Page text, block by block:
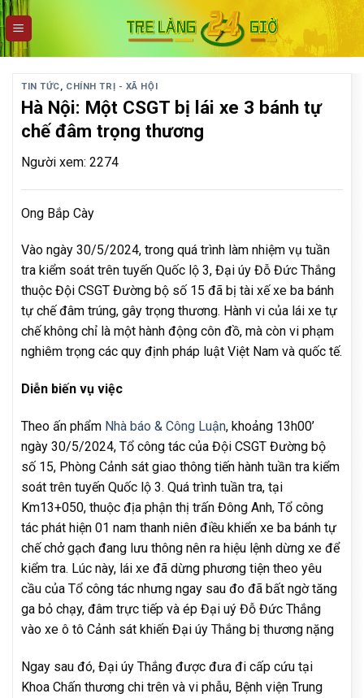
Skip
to
content
TIN TỨC, CHÍNH TRỊ - XÃ HỘI
Hà Nội: Một CSGT bị lái xe 3 bánh tự
chế đâm trọng thương
Người xem: 2274
Ong Bắp Cày
Vào ngày 30/5/2024, trong quá trình làm nhiệm vụ tuần
tra kiểm soát trên tuyến Quốc lộ 3, Đại úy Đỗ Đức Thắng
thuộc Đội CSGT Đường bộ số 15 đã bị tài xế xe ba bánh
tự chế đâm trúng, gây trọng thương. Hành vi của lái xe tự
chế không chỉ là một hành động côn đồ, mà còn vi phạm
nghiêm trọng các quy định pháp luật Việt Nam và quốc tế.
Diễn biến vụ việc
Theo ấn phẩm Nhà báo & Công Luận, khoảng 13h00’
ngày 30/5/2024, Tổ công tác của Đội CSGT Đường bộ
số 15, Phòng Cảnh sát giao thông tiến hành tuần tra kiểm
soát trên tuyến Quốc lộ 3. Quá trình tuần tra, tại
Km13+050, thuộc địa phận thị trấn Đông Anh, Tổ công
tác phát hiện 01 nam thanh niên điều khiển xe ba bánh tự
chế chở gạch đang lưu thông nên ra hiệu lệnh dừng xe để
kiểm tra. Lúc này, lái xe đã dừng phương tiện theo yêu
cầu của Tổ công tác nhưng ngay sau đo đã bất ngờ tăng
ga bỏ chạy, đâm trực tiếp và ép Đại uý Đỗ Đức Thắng
vào xe ô tô Cảnh sát khiến Đại úy Thắng bị thương nặng
Ngay sau đó, Đại úy Thắng được đưa đi cấp cứu tại
Khoa Chấn thương chi trên và vi phẫu, Bệnh viện Trung